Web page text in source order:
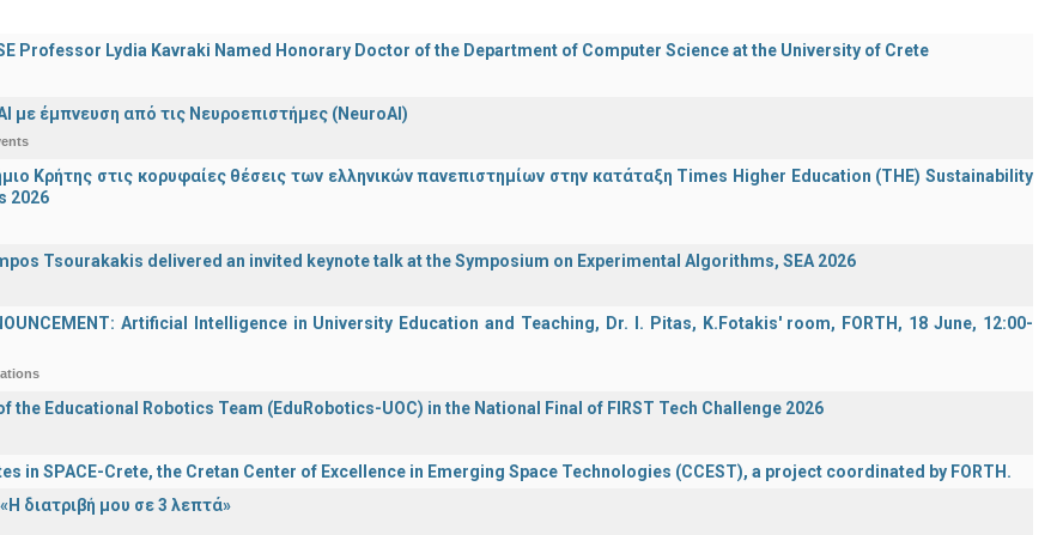
Professor Lydia Kavraki Named Honorary Doctor of the Department of Computer Science at the University of Crete
με έμπνευση από τις Νευροεπιστήμες (NeuroAI)
Κρήτης στις κορυφαίες θέσεις των ελληνικών πανεπιστημίων στην κατάταξη Times Higher Education (ΤΗΕ) Sustainability
2026
Tsourakakis delivered an invited keynote talk at the Symposium on Experimental Algorithms, SEA 2026
Artificial Intelligence in University Education and Teaching, Dr. I. Pitas, K.Fotakis' room, FORTH, 18 June, 12:00-
the Educational Robotics Team (EduRobotics-UOC) in the National Final of FIRST Tech Challenge 2026
in SPACE-Crete, the Cretan Center of Excellence in Emerging Space Technologies (CCEST), a project coordinated by FORTH.
διατριβή μου σε 3 λεπτά»